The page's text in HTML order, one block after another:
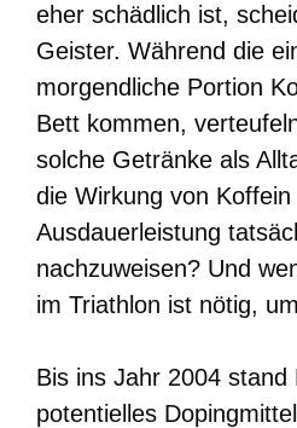
eher schädlich ist,
Geister. Während die
morgendliche Portion
Bett kommen,
solche Getränke als
die Wirkung von
Ausdauerleistung
nachzuweisen? Und
im Triathlon ist nötig,
Bis ins Jahr 2004 stand
potentielles